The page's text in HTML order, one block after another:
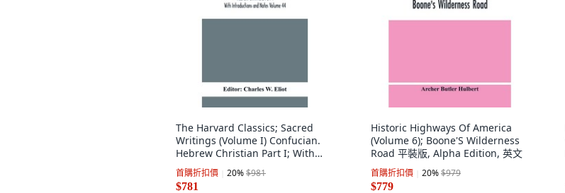
The Harvard Classics; Sacred
Writings (Volume I) Confucian.
Hebrew Christian Part I; With
Introduct... 平裝版, Alpha Edition,
英文
首購折扣價 20%$981
$781
Historic Highways Of America
(Volume 6); Boone'S Wilderness
Road 平裝版, Alpha Edition, 英文
首購折扣價 20%$979
$779